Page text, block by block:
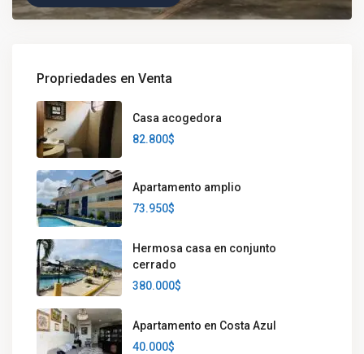
Propriedades en Venta
Casa acogedora
82.800$
Apartamento amplio
73.950$
Hermosa casa en conjunto
cerrado
380.000$
Apartamento en Costa Azul
40.000$